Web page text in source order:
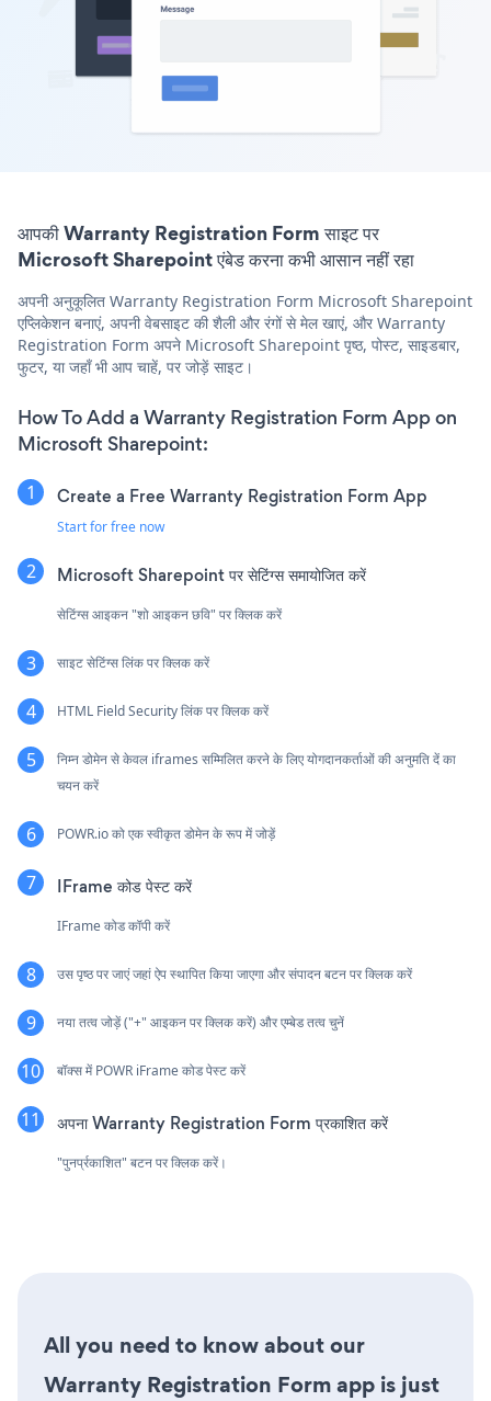
आपकी Warranty Registration Form साइट पर
Microsoft Sharepoint एंबेड करना कभी आसान नहीं रहा
अपनी अनुकूलित Warranty Registration Form Microsoft Sharepoint
एप्लिकेशन बनाएं, अपनी वेबसाइट की शैली और रंगों से मेल खाएं, और Warranty
Registration Form अपने Microsoft Sharepoint पृष्ठ, पोस्ट, साइडबार,
फुटर, या जहाँ भी आप चाहें, पर जोड़ें साइट।
How To Add a Warranty Registration Form App on
Microsoft Sharepoint:
Create a Free Warranty Registration Form App
Start for free now
Microsoft Sharepoint पर सेटिंग्स समायोजित करें
सेटिंग्स आइकन "शो आइकन छवि" पर क्लिक करें
साइट सेटिंग्स लिंक पर क्लिक करें
HTML Field Security लिंक पर क्लिक करें
निम्न डोमेन से केवल iframes सम्मिलित करने के लिए योगदानकर्ताओं की अनुमति दें का
चयन करें
POWR.io को एक स्वीकृत डोमेन के रूप में जोड़ें
IFrame कोड पेस्ट करें
IFrame कोड कॉपी करें
उस पृष्ठ पर जाएं जहां ऐप स्थापित किया जाएगा और संपादन बटन पर क्लिक करें
नया तत्व जोड़ें ("+" आइकन पर क्लिक करें) और एम्बेड तत्व चुनें
बॉक्स में POWR iFrame कोड पेस्ट करें
अपना Warranty Registration Form प्रकाशित करें
"पुनर्प्रकाशित" बटन पर क्लिक करें।
All you need to know about our
Warranty Registration Form app is just